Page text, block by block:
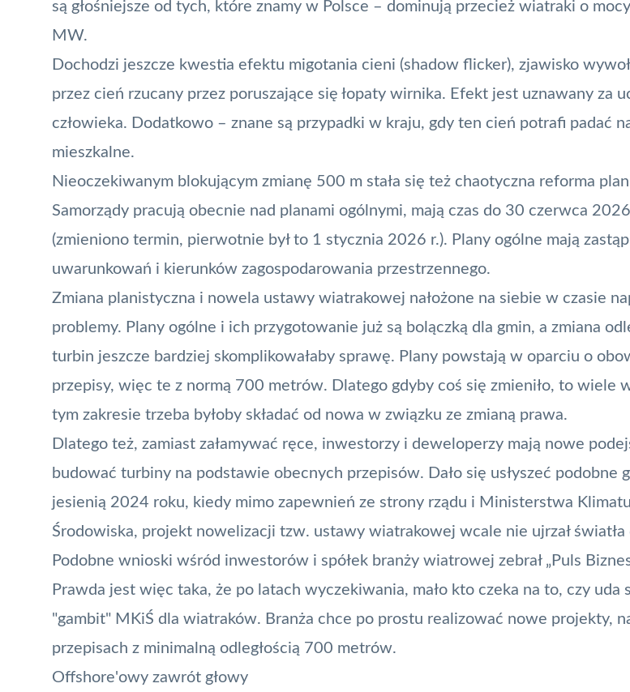
są głośniejsze od tych, które znamy w Polsce – dominują przecież wiatraki o
MW.
Dochodzi jeszcze kwestia efektu migotania cieni (shadow flicker), zjawisko
przez cień rzucany przez poruszające się łopaty wirnika. Efekt jest uznawany za
człowieka. Dodatkowo – znane są przypadki w kraju, gdy ten cień potrafi padać
mieszkalne.
Nieoczekiwanym blokującym zmianę 500 m stała się też chaotyczna reforma
Samorządy pracują obecnie nad planami ogólnymi, mają czas do 30 czerwca
(zmieniono termin, pierwotnie był to 1 stycznia 2026 r.). Plany ogólne mają
uwarunkowań i kierunków zagospodarowania przestrzennego.
Zmiana planistyczna i nowela ustawy wiatrakowej nałożone na siebie w czasie
problemy. Plany ogólne i ich przygotowanie już są bolączką dla gmin, a zmiana
turbin jeszcze bardziej skomplikowałaby sprawę. Plany powstają w oparciu o
przepisy, więc te z normą 700 metrów. Dlatego gdyby coś się zmieniło, to wiele
tym zakresie trzeba byłoby składać od nowa w związku ze zmianą prawa.
Dlatego też, zamiast załamywać ręce, inwestorzy i deweloperzy mają nowe
budować turbiny na podstawie obecnych przepisów. Dało się usłyszeć podobne
jesienią 2024 roku, kiedy mimo zapewnień ze strony rządu i Ministerstwa
Środowiska, projekt nowelizacji tzw. ustawy wiatrakowej wcale nie ujrzał światła
Podobne wnioski wśród inwestorów i spółek branży wiatrowej zebrał „Puls
Prawda jest więc taka, że po latach wyczekiwania, mało kto czeka na to, czy uda
"gambit" MKiŚ dla wiatraków. Branża chce po prostu realizować nowe projekty,
przepisach z minimalną odległością 700 metrów.
Offshore'owy zawrót głowy